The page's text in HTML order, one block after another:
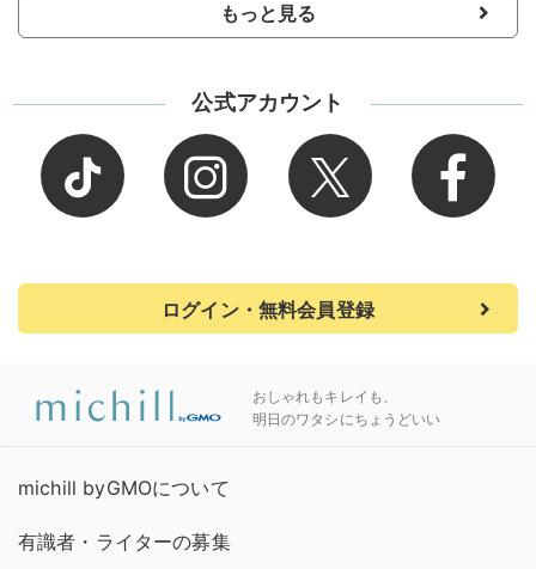
もっと見る
公式アカウント
ログイン・無料会員登録
おしゃれもキレイも、
明日のワタシにちょうどいい
michill byGMOについて
有識者・ライターの募集